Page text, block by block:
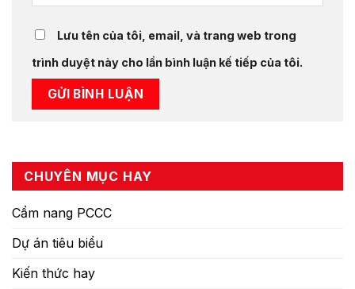
Lưu tên của tôi, email, và trang web trong
trình duyệt này cho lần bình luận kế tiếp của tôi.
CHUYÊN MỤC HAY
Cẩm nang PCCC
Dự án tiêu biểu
Kiến thức hay